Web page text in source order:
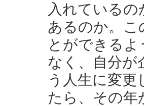
入れている
あるのか。こ
とができる
なく、自分が
う人生に変
たら、その年